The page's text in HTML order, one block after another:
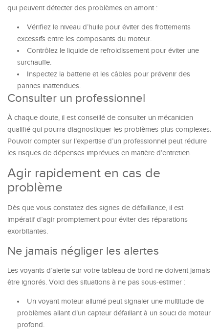
qui peuvent détecter des problèmes en amont :
Vérifiez le niveau d’huile pour éviter des frottements
excessifs entre les composants du moteur.
Contrôlez le liquide de refroidissement pour éviter une
surchauffe.
Inspectez la batterie et les câbles pour prévenir des
pannes inattendues.
Consulter un professionnel
À chaque doute, il est conseillé de consulter un mécanicien
qualifié qui pourra diagnostiquer les problèmes plus complexes.
Pouvoir compter sur l’expertise d’un professionnel peut réduire
les risques de dépenses imprévues en matière d’entretien.
Agir rapidement en cas de
problème
Dès que vous constatez des signes de défaillance, il est
impératif d’agir promptement pour éviter des réparations
exorbitantes.
Ne jamais négliger les alertes
Les voyants d’alerte sur votre tableau de bord ne doivent jamais
être ignorés. Voici des situations à ne pas sous-estimer :
Un voyant moteur allumé peut signaler une multitude de
problèmes allant d’un capteur défaillant à un souci de moteur
profond.